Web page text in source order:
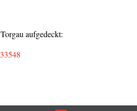
aufgedeckt: